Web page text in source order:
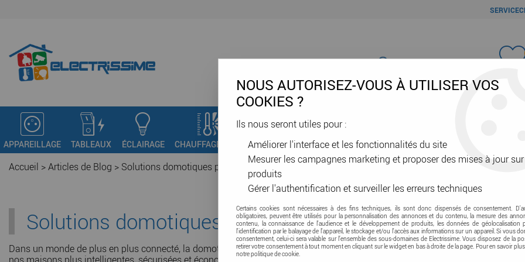
APPAREILLAGE TABLEAUX ÉCLAIRAGE CHAUFFAGE - VMC CÂBLES & GAINES DOMOTIQUE & VE SÉCURITÉ & RÉSEAU
Accueil >Articles de Blog > Solutions domotiques pour une maison connectée
Solutions domotiques pour une maison connectée
Dans un monde de plus en plus connecté, la domotique joue un rôle essentiel pour rendre
NOUS AUTORISEZ-VOUS À UTILISER VOS
COOKIES ?
Ils nous seront utiles pour :
Améliorer l'interface et les fonctionnalités du site
Mesurer les campagnes marketing et proposer des mises à jour
produits
Gérer l'authentification et surveiller les erreurs techniques
Certains cookies sont nécessaires à des fins techniques, ils sont donc dispensés de consentement.
obligatoires, peuvent être utilisés pour la personnalisation des annonces et du contenu, la mesure des
contenu, la connaissance de l'audience et le développement de produits, les données de géolocalisation
l'identification par le balayage de l'appareil, le stockage et/ou l'accès aux informations sur un appareil. Si vous
consentement, celui-ci sera valable sur l’ensemble des sous-domaines de Electrissime. Vous disposez de la
retirer votre consentement à tout moment en cliquant sur le widget en bas à droite de la page. Pour en savoir
notre politique de cookie.